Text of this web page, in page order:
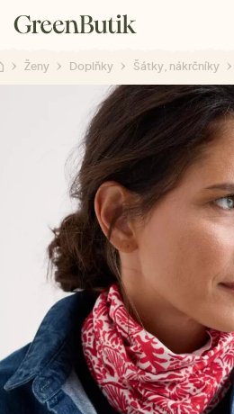
Ženy Doplňky Šátky, nákrčníky